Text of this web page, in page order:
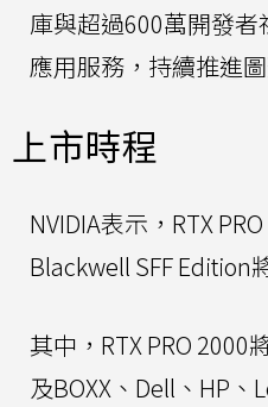
庫與超過600萬開發
應用服務，持續推進
上市時程
NVIDIA表示，RTX
Blackwell SFF Edition
其中，RTX PRO 2000
及BOXX、Dell、HP